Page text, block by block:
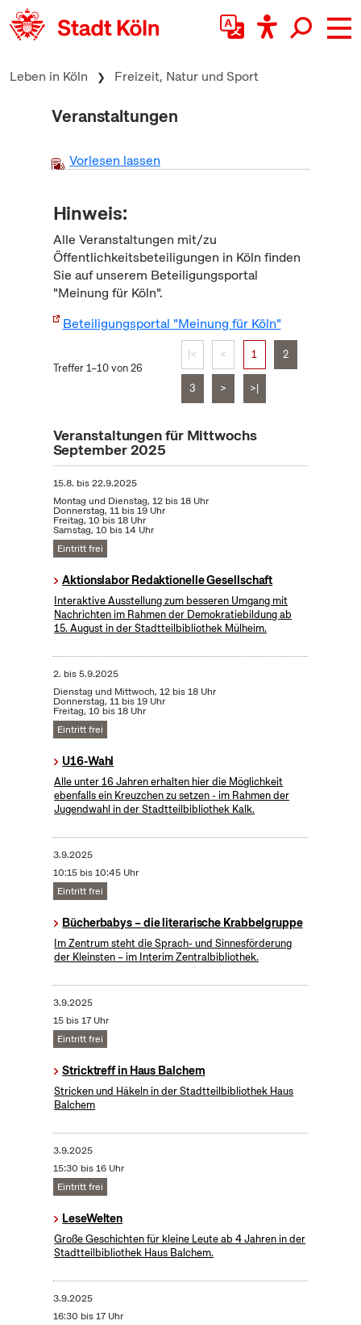
zum Inhalt springen
Leben in Köln Freizeit, Natur und Sport
Veranstaltungen
Vorlesen lassen
Hinweis:
Alle Veranstaltungen mit/zu
Öffentlichkeitsbeteiligungen in Köln finden
Sie auf unserem Beteiligungsportal
"Meinung für Köln".
Beteiligungsportal "Meinung für Köln"
Treffer 1–10 von 26
|< < 1 2
3 > >|
Veranstaltungen für Mittwochs
September 2025
15.8. bis22.9.2025
Montag und Dienstag, 12 bis 18 Uhr
Donnerstag, 11 bis 19 Uhr
Freitag, 10 bis 18 Uhr
Samstag, 10 bis 14 Uhr
Eintritt frei
Aktionslabor Redaktionelle Gesellschaft
Interaktive Ausstellung zum besseren Umgang mit
Nachrichten im Rahmen der Demokratiebildung ab
15. August in der Stadtteilbibliothek Mülheim.
2. bis5.9.2025
Dienstag und Mittwoch, 12 bis 18 Uhr
Donnerstag, 11 bis 19 Uhr
Freitag, 10 bis 18 Uhr
Eintritt frei
U16-Wahl
Alle unter 16 Jahren erhalten hier die Möglichkeit
ebenfalls ein Kreuzchen zu setzen - im Rahmen der
Jugendwahl in der Stadtteilbibliothek Kalk.
3.9.2025
10:15 bis 10:45 Uhr
Eintritt frei
Bücherbabys – die literarische Krabbelgruppe
Im Zentrum steht die Sprach- und Sinnesförderung
der Kleinsten – im Interim Zentralbibliothek.
3.9.2025
15 bis 17 Uhr
Eintritt frei
Stricktreff in Haus Balchem
Stricken und Häkeln in der Stadtteilbibliothek Haus
Balchem
3.9.2025
15:30 bis 16 Uhr
Eintritt frei
LeseWelten
Große Geschichten für kleine Leute ab 4 Jahren in der
Stadtteilbibliothek Haus Balchem.
3.9.2025
16:30 bis 17 Uhr